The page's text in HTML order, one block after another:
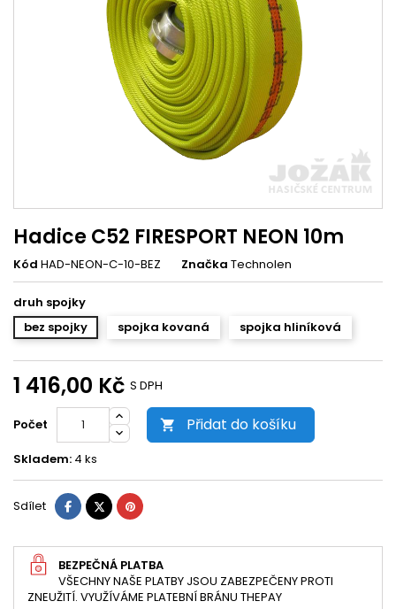
Hadice C52 FIRESPORT NEON 10m
Kód HAD-NEON-C-10-BEZ Značka Technolen
druh spojky
bez spojky
spojka kovaná spojka hliníková
1 416,00 Kč S DPH
Počet  Přidat do košíku
Skladem: 4 ks
Sdílet SdíletTweetPinterest
BEZPEČNÁ PLATBA
VŠECHNY NAŠE PLATBY JSOU ZABEZPEČENY PROTI
ZNEUŽITÍ. VYUŽÍVÁME PLATEBNÍ BRÁNU THEPAY